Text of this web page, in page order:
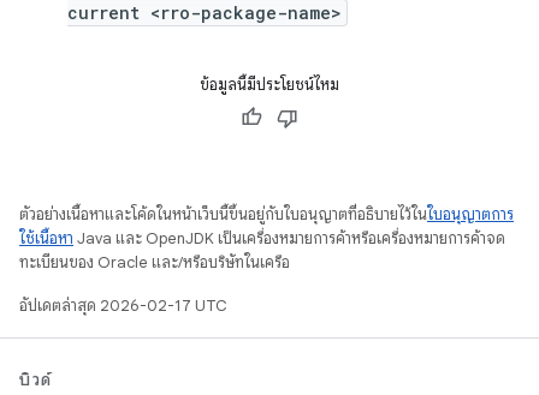
current <rro-package-name>
ข้อมูลนี้มีประโยชน์ไหม
ตัวอย่างเนื้อหาและโค้ดในหน้าเว็บนี้ขึ้นอยู่กับใบอนุญาตที่อธิบายไว้ในใบอนุญาตการ
ใช้เนื้อหา Java และ OpenJDK เป็นเครื่องหมายการค้าหรือเครื่องหมายการค้าจด
ทะเบียนของ Oracle และ/หรือบริษัทในเครือ
อัปเดตล่าสุด 2026-02-17 UTC
บิวด์